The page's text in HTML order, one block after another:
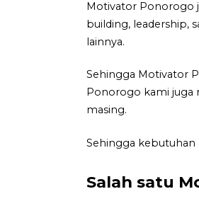
Motivator Ponorogo
building, leadership,
lainnya.
Sehingga Motivator
Ponorogo kami juga
masing.
Sehingga kebutuhan
Salah satu